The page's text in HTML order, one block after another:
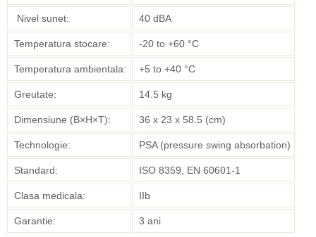
Nivel sunet: 40 dBA
Temperatura stocare: -20 to +60 °C
Temperatura ambientala: +5 to +40 °C
Greutate: 14.5 kg
Dimensiune (B×H×T): 36 x 23 x 58.5 (cm)
Technologie: PSA (pressure swing absorbation)
Standard: ISO 8359, EN 60601-1
Clasa medicala: IIb
Garantie: 3 ani